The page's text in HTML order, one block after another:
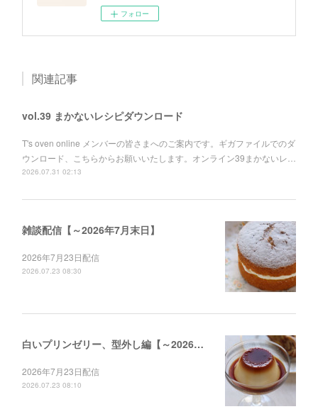
フォロー
関連記事
vol.39 まかないレシピダウンロード
T's oven online メンバーの皆さまへのご案内です。ギガファイルでのダ
ウンロード、こちらからお願いいたします。オンライン39まかないレ…
2026.07.31 02:13
雑談配信【～2026年7月末日】
2026年7月23日配信
2026.07.23 08:30
白いプリンゼリー、型外し編【～2026年12月末日】
2026年7月23日配信
2026.07.23 08:10